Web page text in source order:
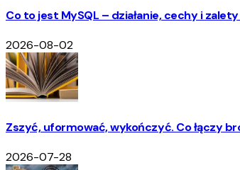
Co to jest MySQL – działanie, cechy i
2026-08-02
Zszyć, uformować, wykończyć. Co łączy
2026-07-28